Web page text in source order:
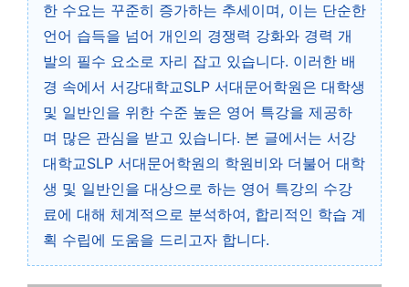
한 수요는 꾸준히 증가하는 추세이며, 이는 단순한
언어 습득을 넘어 개인의 경쟁력 강화와 경력 개
발의 필수 요소로 자리 잡고 있습니다. 이러한 배
경 속에서 서강대학교SLP 서대문어학원은 대학생
및 일반인을 위한 수준 높은 영어 특강을 제공하
며 많은 관심을 받고 있습니다. 본 글에서는 서강
대학교SLP 서대문어학원의 학원비와 더불어 대학
생 및 일반인을 대상으로 하는 영어 특강의 수강
료에 대해 체계적으로 분석하여, 합리적인 학습 계
획 수립에 도움을 드리고자 합니다.